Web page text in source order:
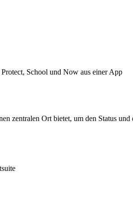
School und Now aus einer App
zentralen Ort bietet, um den Status